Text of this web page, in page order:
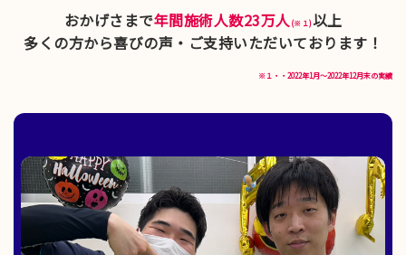
おかげさまで年間施術人数23万人(※１)以上
多くの方から喜びの声・ご支持いただいております！
※１・・2022年1月～2022年12月末の実績